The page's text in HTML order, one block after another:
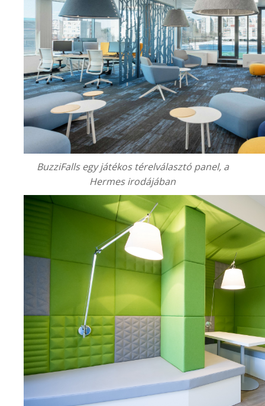
BuzziFalls egy játékos térelválasztó panel, a
Hermes irodájában